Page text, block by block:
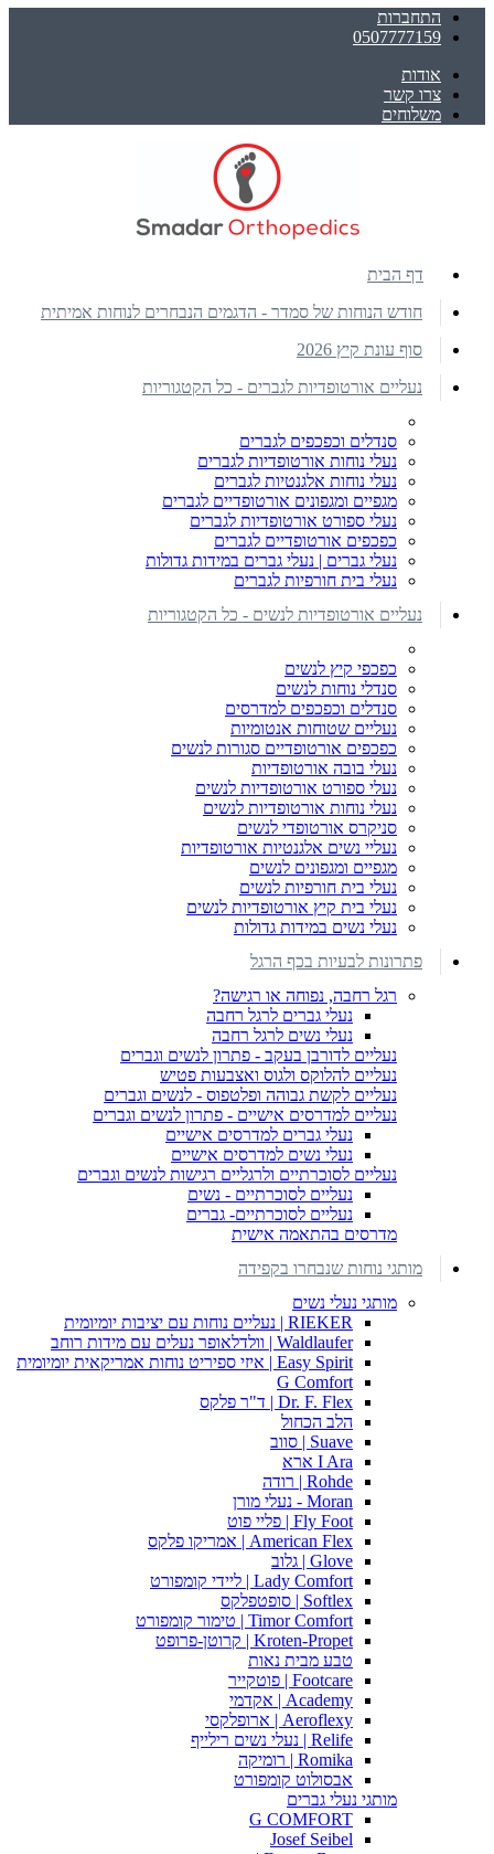
התחברות
0507777159
אודות
צרו קשר
משלוחים
דף הבית
חודש הנוחות של סמדר - הדגמים הנבחרים לנוחות אמיתית
סוף עונת קיץ 2026
נעליים אורטופדיות לגברים - כל הקטגוריות
סנדלים וכפכפים לגברים
נעלי נוחות אורטופדיות לגברים
נעלי נוחות אלגנטיות לגברים
מגפיים ומגפונים אורטופדיים לגברים
נעלי ספורט אורטופדיות לגברים
כפכפים אורטופדיים לגברים
נעלי גברים | נעלי גברים במידות גדולות
נעלי בית חורפיות לגברים
נעליים אורטופדיות לנשים - כל הקטגוריות
כפכפי קיץ לנשים
סנדלי נוחות לנשים
סנדלים וכפכפים למדרסים
נעליים שטוחות אנטומיות
כפכפים אורטופדיים סגורות לנשים
נעלי בובה אורטופדיות
נעלי ספורט אורטופדיות לנשים
נעלי נוחות אורטופדיות לנשים
סניקרס אורטופדי לנשים
נעליי נשים אלגנטיות אורטופדיות
מגפיים ומגפונים לנשים
נעלי בית חורפיות לנשים
נעלי בית קיץ אורטופדיות לנשים
נעלי נשים במידות גדולות
פתרונות לבעיות בכף הרגל
רגל רחבה, נפוחה או רגישה?
נעלי גברים לרגל רחבה
נעלי נשים לרגל רחבה
נעליים לדורבן בעקב - פתרון לנשים וגברים
נעליים להלוקס ולגוס ואצבעות פטיש
נעליים לקשת גבוהה ופלטפוס - לנשים וגברים
נעליים למדרסים אישיים - פתרון לנשים וגברים
נעלי גברים למדרסים אישיים
נעלי נשים למדרסים אישיים
נעליים לסוכרתיים ולרגליים רגישות לנשים וגברים
נעליים לסוכרתיים - נשים
נעליים לסוכרתיים- גברים
מדרסים בהתאמה אישית
מותגי נוחות שנבחרו בקפידה
מותגי נעלי נשים
RIEKER | נעליים נוחות עם יציבות יומיומית
Waldlaufer | וולדלאופר נעלים עם מידות רוחב
Easy Spirit | איזי ספיריט נוחות אמריקאית יומיומית
G Comfort
Dr. F. Flex | ד"ר פלקס
הלב הכחול
Suave | סווב
I Ara ארא
Rohde | רודה
Moran - נעלי מורן
Fly Foot | פליי פוט
American Flex | אמריקו פלקס
Glove | גלוב
Lady Comfort | ליידי קומפורט
Softlex | סופטפלקס
Timor Comfort | טימור קומפורט
Kroten-Propet | קרוטן-פרופט
טבע מבית נאות
Footcare | פוטקייר
Academy | אקדמי
Aeroflexy | ארופלקסי
Relife | נעלי נשים רילייף
Romika | רומיקה
אבסולוט קומפורט
מותגי נעלי גברים
G COMFORT
Josef Seibel